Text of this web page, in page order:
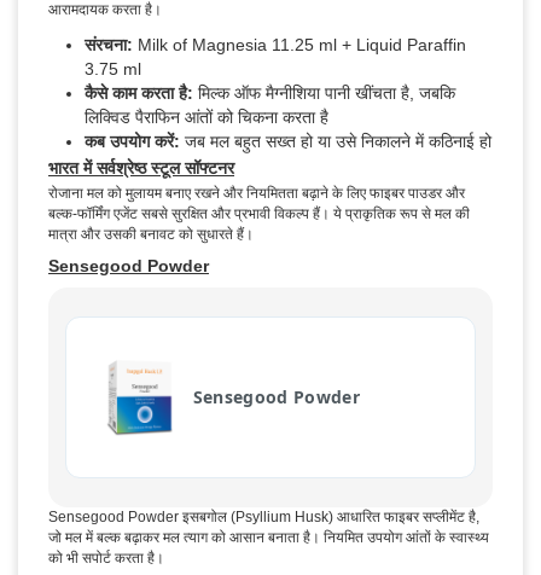
आरामदायक करता है।
संरचना: Milk of Magnesia 11.25 ml + Liquid Paraffin
3.75 ml
कैसे काम करता है: मिल्क ऑफ मैग्नीशिया पानी खींचता है, जबकि
लिक्विड पैराफिन आंतों को चिकना करता है
कब उपयोग करें: जब मल बहुत सख्त हो या उसे निकालने में कठिनाई हो
भारत में सर्वश्रेष्ठ स्टूल सॉफ्टनर
रोजाना मल को मुलायम बनाए रखने और नियमितता बढ़ाने के लिए फाइबर पाउडर और
बल्क-फॉर्मिंग एजेंट सबसे सुरक्षित और प्रभावी विकल्प हैं। ये प्राकृतिक रूप से मल की
मात्रा और उसकी बनावट को सुधारते हैं।
Sensegood Powder
Sensegood Powder
Sensegood Powder इसबगोल (Psyllium Husk) आधारित फाइबर सप्लीमेंट है,
जो मल में बल्क बढ़ाकर मल त्याग को आसान बनाता है। नियमित उपयोग आंतों के स्वास्थ्य
को भी सपोर्ट करता है।